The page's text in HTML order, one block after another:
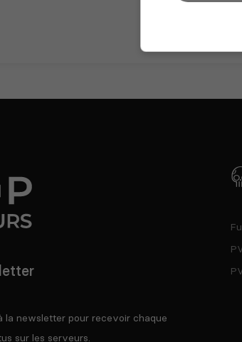
la newsletter pour recevoir chaque
sur les serveurs.